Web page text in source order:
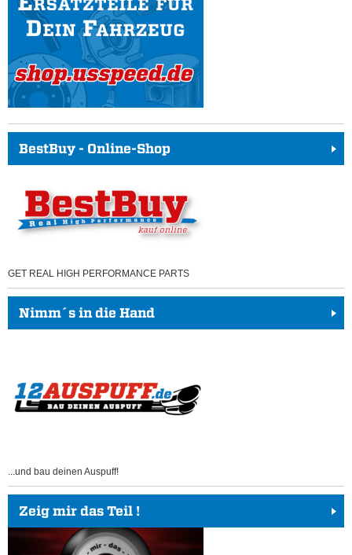
BestBuy - Online-Shop
GET REAL HIGH PERFORMANCE PARTS
Nimm´s in die Hand
...und bau deinen Auspuff!
Zeig mir das Teil !